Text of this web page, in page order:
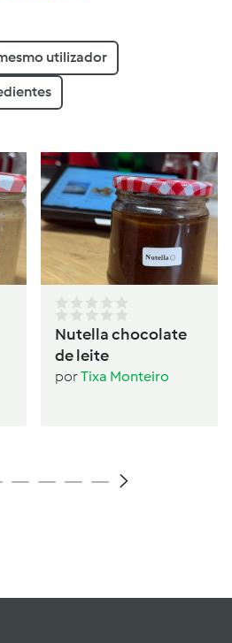
utilizador
Nutella chocolate
de leite
porTixa Monteiro